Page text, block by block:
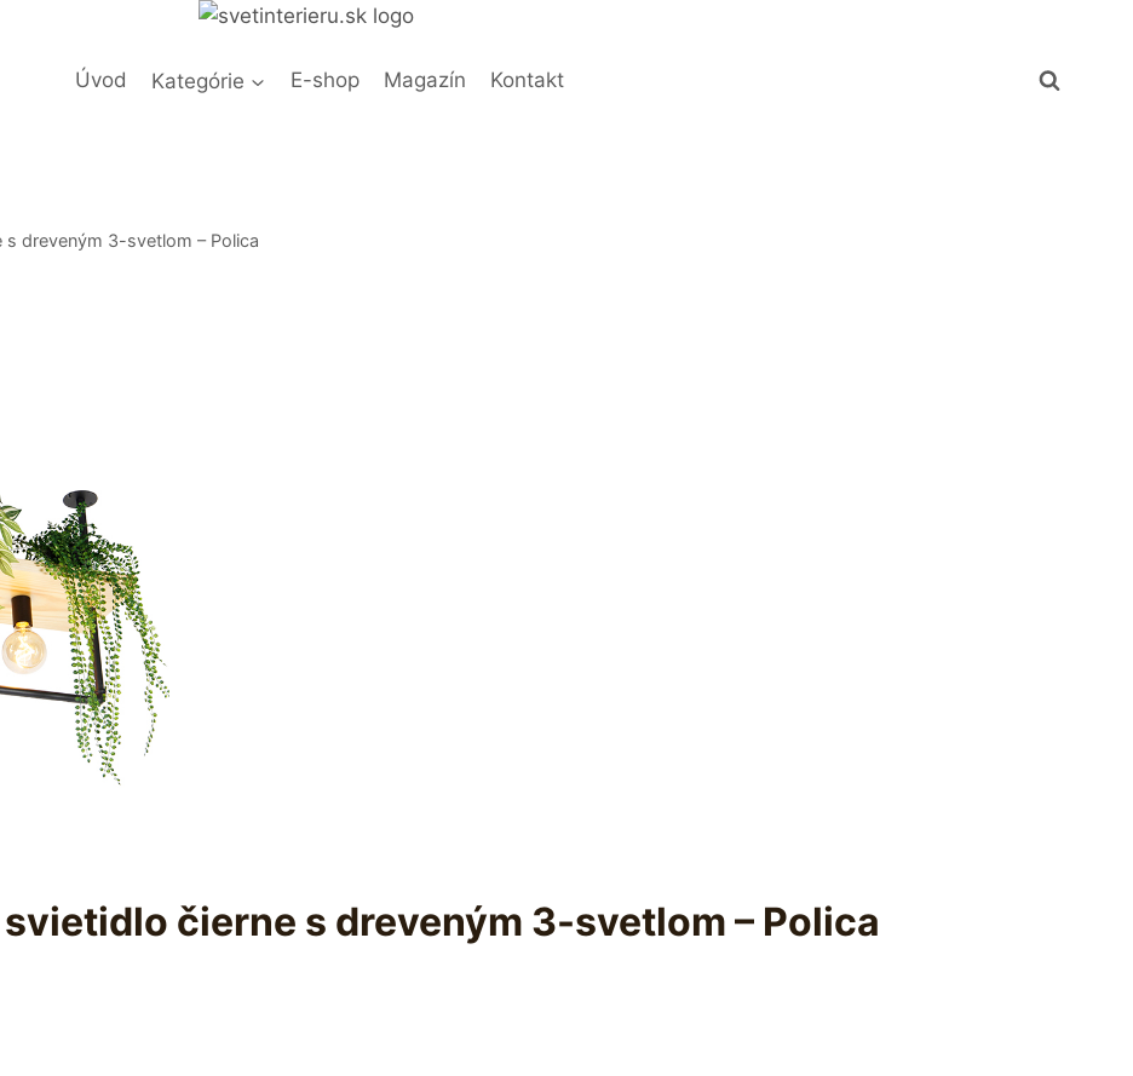
Úvod Kategórie E-shop Magazín Kontakt
s dreveným 3-svetlom – Polica
čierne s dreveným 3-svetlom – Polica